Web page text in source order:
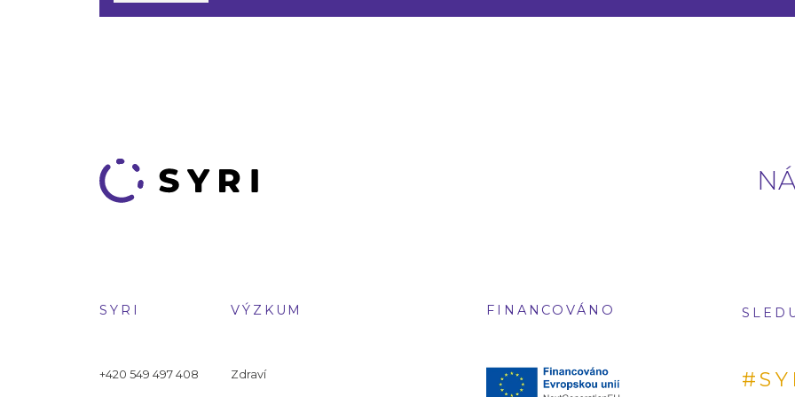
SYRI
+420 549 497 408
VÝZKUM
Zdraví
FINANCOVÁNO